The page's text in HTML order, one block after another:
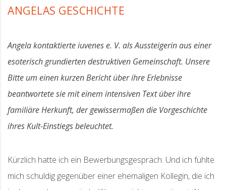
ANGELAS GESCHICHTE
Angela kontaktierte iuvenes e. V. als Aussteigerin aus einer
esoterisch grundierten destruktiven Gemeinschaft. Unsere
Bitte um einen kurzen Bericht über ihre Erlebnisse
beantwortete sie mit einem intensiven Text über ihre
familiäre Herkunft, der gewissermaßen die Vorgeschichte
ihres Kult-Einstiegs beleuchtet.
Kürzlich hatte ich ein Bewerbungsgespräch. Und ich fühlte
mich schuldig gegenüber einer ehemaligen Kollegin, die ich